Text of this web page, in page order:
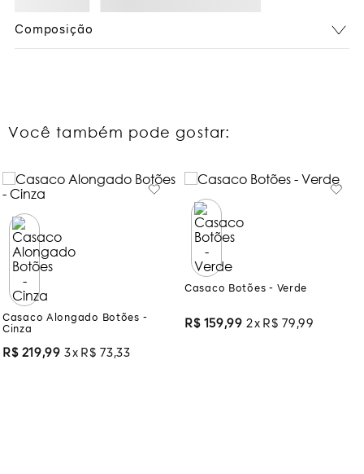
Composição
Você também pode gostar:
Casaco Alongado Botões -
Cinza
219
Casaco Botões - Verde
R$ 159,99